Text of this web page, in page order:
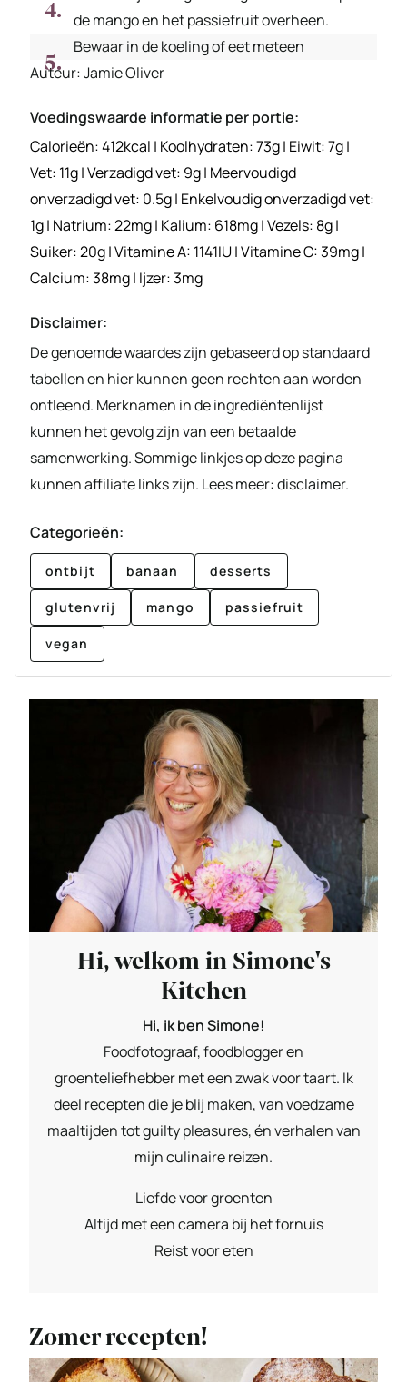
de mango en het passiefruit overheen.
Bewaar in de koeling of eet meteen
Auteur
Auteur:Jamie Oliver
Voedingswaarde informatie per portie:
Calorieën:412kcal | Koolhydraten:73g| Eiwit:7g|
Vet: 11g|Verzadigd vet: 9g| Meervoudigd
onverzadigd vet: 0.5g| Enkelvoudig onverzadigd vet:
1g| Natrium:22mg| Kalium: 618mg|Vezels: 8g|
Suiker:20g|Vitamine A: 1141IU|Vitamine C:39mg|
Calcium:38mg| Ijzer:3mg
Disclaimer:
De genoemde waardes zijn gebaseerd op standaard
tabellen en hier kunnen geen rechten aan worden
ontleend. Merknamen in de ingrediëntenlijst
kunnen het gevolg zijn van een betaalde
samenwerking. Sommige linkjes op deze pagina
kunnen affiliate links zijn. Lees meer: disclaimer.
Categorieën:
ontbijt banaan desserts
glutenvrij mango passiefruit
vegan
Hi, welkom in Simone's
Kitchen
Hi, ik ben Simone!
Foodfotograaf, foodblogger en
groenteliefhebber met een zwak voor taart. Ik
deel recepten die je blij maken, van voedzame
maaltijden tot guilty pleasures, én verhalen van
mijn culinaire reizen.
Liefde voor groenten
Altijd met een camera bij het fornuis
Reist voor eten
Zomer recepten!